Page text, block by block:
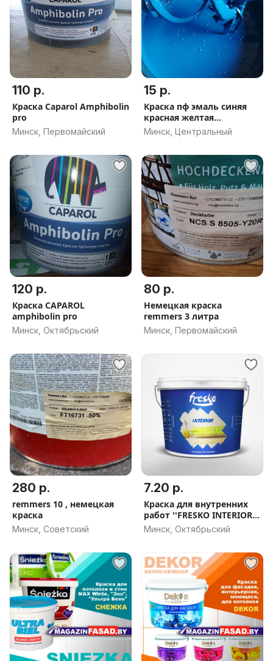
110 р.
Краска Caparol Amphibolin
pro
Минск, Первомайский
15 р.
Краска пф эмаль синяя
красная желтая
серебрянка красно
коричневая
Минск, Центральный
120 р.
Краска CAPAROL
amphibolin pro
Минск, Октябрьский
80 р.
Немецкая краска
remmers 3 литра
Минск, Первомайский
280 р.
remmers 10 , немецкая
краска
Минск, Советский
7.20 р.
Краска для внутренних
работ ''FRESKO INTERIOR'',
ЕВРОПОЧТА,
НАЛОЖЕННЫЙ ПЛАТЁЖ
Минск, Октябрьский